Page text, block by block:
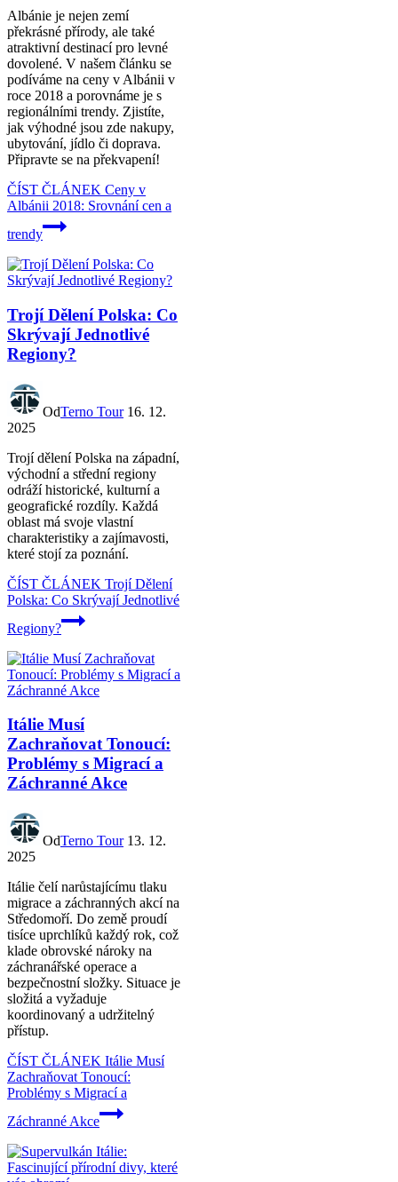
Albánie je nejen zemí
překrásné přírody, ale také
atraktivní destinací pro levné
dovolené. V našem článku se
podíváme na ceny v Albánii v
roce 2018 a porovnáme je s
regionálními trendy. Zjistíte,
jak výhodné jsou zde nakupy,
ubytování, jídlo či doprava.
Připravte se na překvapení!
ČÍST ČLÁNEK Ceny v
Albánii 2018: Srovnání cen a
trendy
Trojí Dělení Polska: Co
Skrývají Jednotlivé
Regiony?
OdTerno Tour 16. 12.
2025
Trojí dělení Polska na západní,
východní a střední regiony
odráží historické, kulturní a
geografické rozdíly. Každá
oblast má svoje vlastní
charakteristiky a zajímavosti,
které stojí za poznání.
ČÍST ČLÁNEK Trojí Dělení
Polska: Co Skrývají Jednotlivé
Regiony?
Itálie Musí
Zachraňovat Tonoucí:
Problémy s Migrací a
Záchranné Akce
OdTerno Tour 13. 12.
2025
Itálie čelí narůstajícímu tlaku
migrace a záchranných akcí na
Středomoří. Do země proudí
tisíce uprchlíků každý rok, což
klade obrovské nároky na
záchranářské operace a
bezpečnostní složky. Situace je
složitá a vyžaduje
koordinovaný a udržitelný
přístup.
ČÍST ČLÁNEK Itálie Musí
Zachraňovat Tonoucí:
Problémy s Migrací a
Záchranné Akce